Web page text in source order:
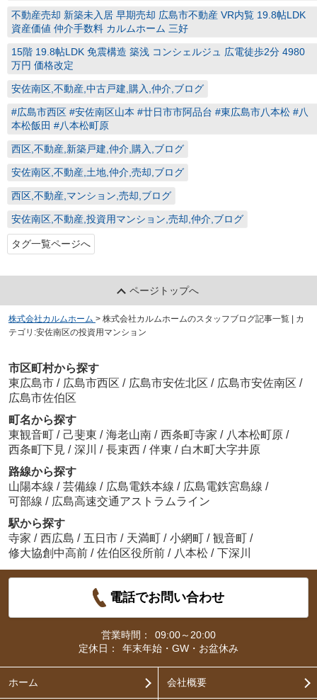
不動産売却 新築未入居 早期売却 広島市不動産 VR内覧 19.8帖LDK
資産価値 仲介手数料 カルムホーム 三好
15階 19.8帖LDK 免震構造 築浅 コンシェルジュ 広電徒歩2分 4980
万円 価格改定
安佐南区,不動産,中古戸建,購入,仲介,ブログ
#広島市西区 #安佐南区山本 #廿日市市阿品台 #東広島市八本松 #八
本松飯田 #八本松町原
西区,不動産,新築戸建,仲介,購入,ブログ
安佐南区,不動産,土地,仲介,売却,ブログ
西区,不動産,マンション,売却,ブログ
安佐南区,不動産,投資用マンション,売却,仲介,ブログ
タグ一覧ページへ
ページトップへ
株式会社カルムホーム > 株式会社カルムホームのスタッフブログ記事一覧 | カ
テゴリ:安佐南区の投資用マンション
市区町村から探す
東広島市 / 広島市西区 / 広島市安佐北区 / 広島市安佐南区 /
広島市佐伯区
町名から探す
東観音町 / 己斐東 / 海老山南 / 西条町寺家 / 八本松町原 /
西条町下見 / 深川 / 長束西 / 伴東 / 白木町大字井原
路線から探す
山陽本線 / 芸備線 / 広島電鉄本線 / 広島電鉄宮島線 /
可部線 / 広島高速交通アストラムライン
駅から探す
寺家 / 西広島 / 五日市 / 天満町 / 小網町 / 観音町 /
修大協創中高前 / 佐伯区役所前 / 八本松 / 下深川
電話でお問い合わせ
営業時間：
09:00～20:00
定休日：
年末年始・GW・お盆休み
ホーム 会社概要